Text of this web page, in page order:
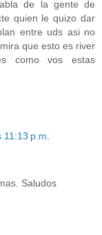
de la gente de
quien le quizo dar
entre uds asi no
que esto es river
como vos estas
p.m.
Saludos